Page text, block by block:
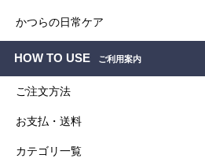
かつらの日常ケア
HOW TO USE ご利用案内
ご注文方法
お支払・送料
カテゴリ一覧